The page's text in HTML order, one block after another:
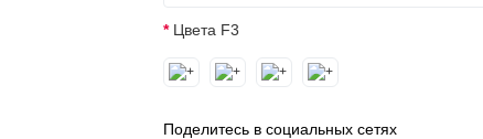
Цвета F3
Поделитесь в социальных сетях